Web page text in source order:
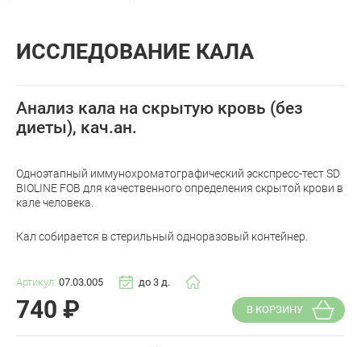
ИССЛЕДОВАНИЕ КАЛА
Анализ кала на скрытую кровь (без
диеты), кач.ан.
Одноэтапный иммунохроматографический эскспресс-тест SD
BIOLINE FOB для качественного определения скрытой крови в
кале человека.
Кал собирается в стерильный одноразовый контейнер.
Артикул: 07.03.005 до 3 д.
740 ₽ В КОРЗИНУ